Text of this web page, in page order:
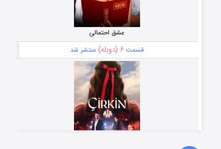
عشق احتمالی
قسمت ۶ (دوبله) منتشر شد